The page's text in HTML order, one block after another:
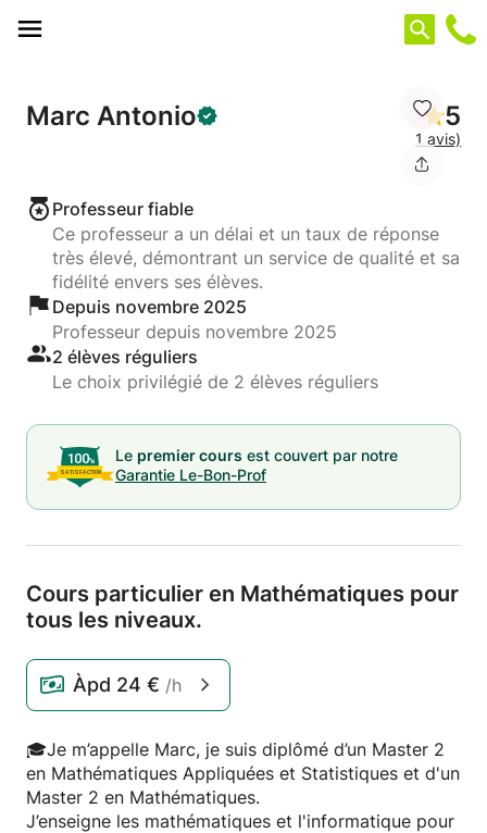
Marc Antonio 5
1 avis)
Professeur fiable
Ce professeur a un délai et un taux de réponse
très élevé, démontrant un service de qualité et sa
fidélité envers ses élèves.
Depuis novembre 2025
Professeur depuis novembre 2025
2 élèves réguliers
Le choix privilégié de 2 élèves réguliers
Le premier cours est couvert par notre
Garantie Le-Bon-Prof
Cours particulier en Mathématiques pour
tous les niveaux.
Àpd 24 € /h
🎓Je m’appelle Marc, je suis diplômé d’un Master 2
en Mathématiques Appliquées et Statistiques et d'un
Master 2 en Mathématiques.
J’enseigne les mathématiques et l'informatique pour